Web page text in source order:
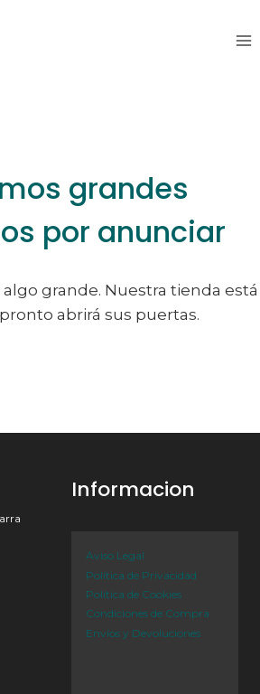
grandes
por anunciar
grande. Nuestra tienda está
abrirá sus puertas.
Informacion
Aviso Legal
Política de Privacidad
Política de Cookies
Condiciones de Compra
Envíos y Devoluciones